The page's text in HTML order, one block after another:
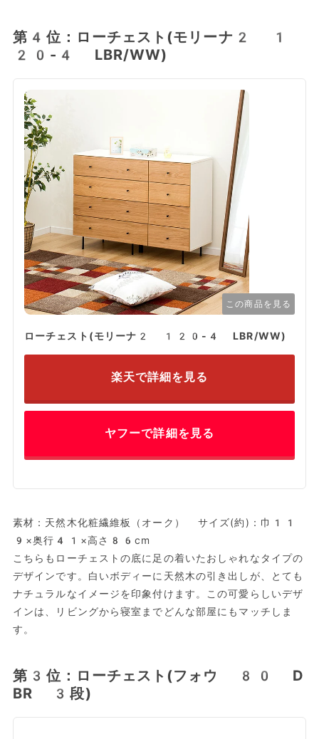
第4位：ローチェスト(モリーナ2 1
20-4 LBR/WW)
この商品を見る
ローチェスト(モリーナ2 120-4 LBR/WW)
楽天で詳細を見る
ヤフーで詳細を見る
素材：天然木化粧繊維板（オーク） サイズ(約)：巾11
9×奥行41×高さ86cm
こちらもローチェストの底に足の着いたおしゃれなタイプの
デザインです。白いボディーに天然木の引き出しが、とても
ナチュラルなイメージを印象付けます。この可愛らしいデザ
インは、リビングから寝室までどんな部屋にもマッチしま
す。
第3位：ローチェスト(フォウ 80 D
BR 3段)